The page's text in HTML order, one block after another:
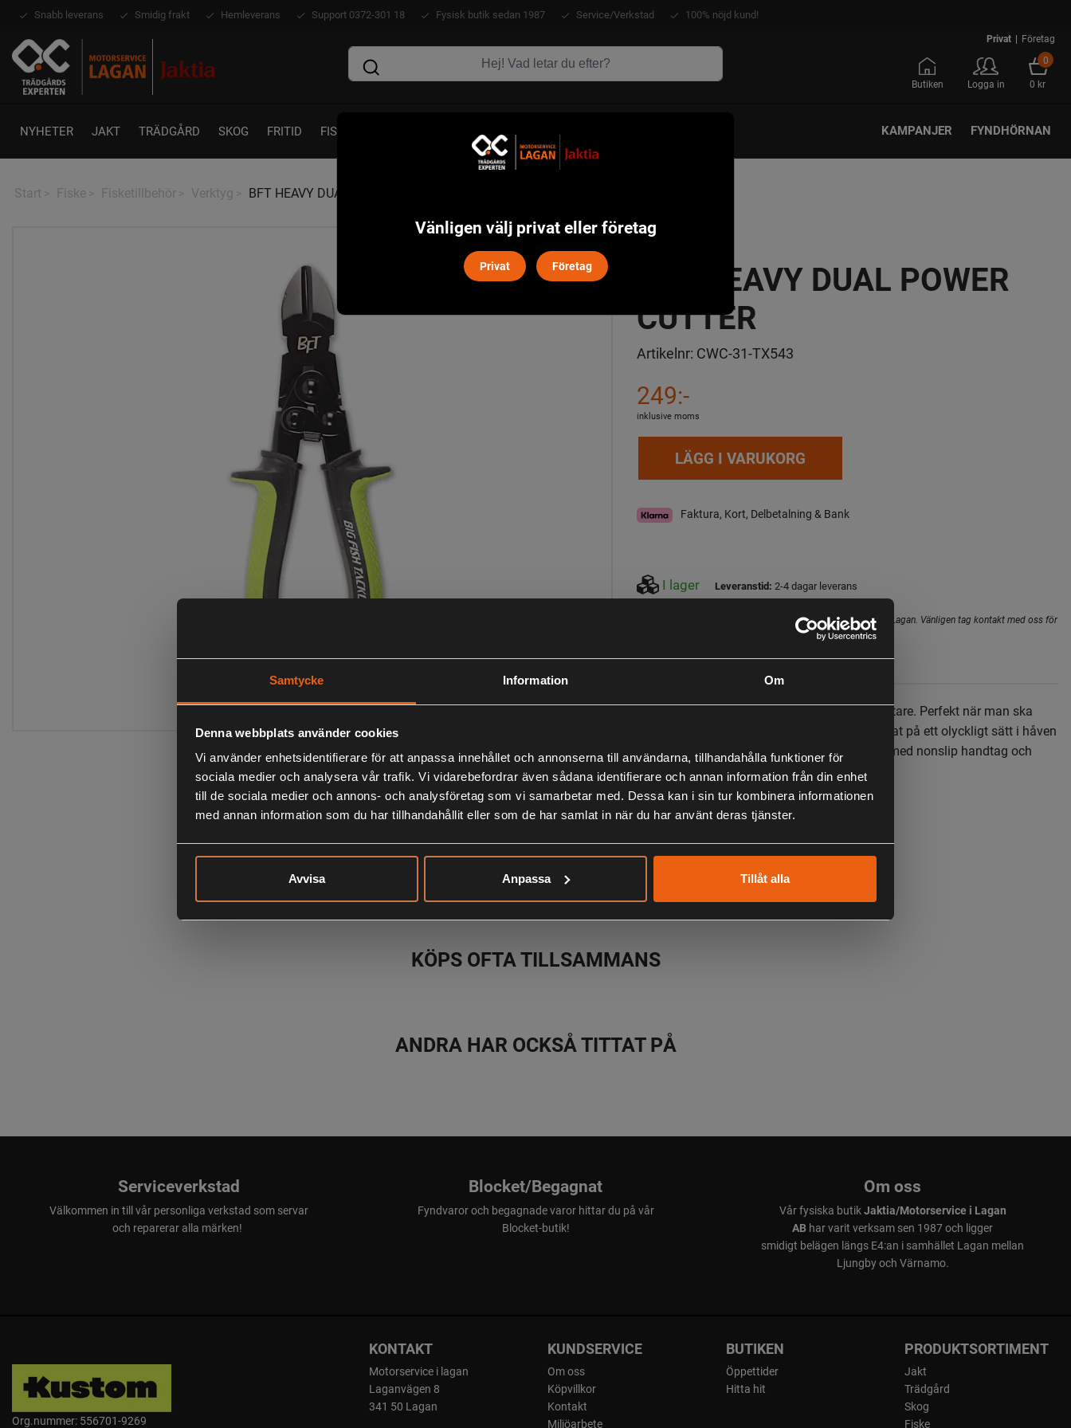
Samtycke Information Om
Denna webbplats använder cookies
Vi använder enhetsidentifierare för att anpassa innehållet och annonserna till användarna, tillhandahålla funktioner för
sociala medier och analysera vår trafik. Vi vidarebefordrar även sådana identifierare och annan information från din enhet
till de sociala medier och annons- och analysföretag som vi samarbetar med. Dessa kan i sin tur kombinera informationen
med annan information som du har tillhandahållit eller som de har samlat in när du har använt deras tjänster.
Avvisa Anpassa Tillåt alla
Snabb leverans Smidig frakt Hemleverans Support 0372-301 18 Fysisk butik sedan 1987 Service/Verkstad 100% nöjd kund!
Privat | Företag
Butiken Logga in
0
0 kr
NYHETER JAKT TRÄDGÅRD SKOG FRITID FISKE KAMPANJER FYNDHÖRNAN
Start > Fiske > Fisketillbehör > Verktyg > BFT HEAVY DUAL POWER CUTTER
BFT HEAVY DUAL POWER
CUTTER
Artikelnr: CWC-31-TX543
249:-
inklusive moms
LÄGG I VARUKORG
Faktura, Kort, Delbetalning & Bank
I lager Leveranstid: 2-4 dagar leverans
Observera att webshopens lager inte alltid gäller för butiken i Lagan. Vänligen tag kontakt med oss för
BFT Heavy Dual Power Cutter är en stark avbitare. Perfekt när man ska
knipsa av en wire, trekrok, t.ex. när betet fastnat på ett olyckligt sätt i håven
eller när fisken svalt hela wobblern. Utrustad med nonslip handtag och
svart nickel coating.
Längd: 19,5 cm
LIKNANDE PRODUKTER
KÖPS OFTA TILLSAMMANS
ANDRA HAR OCKSÅ TITTAT PÅ
Serviceverkstad
Välkommen in till vår personliga verkstad som servar
och reparerar alla märken!
Blocket/Begagnat
Fyndvaror och begagnade varor hittar du på vår
Blocket-butik!
Om oss
Vår fysiska butikJaktia/Motorservice i Lagan
AB har varit verksam sen 1987 och ligger
smidigt belägen längs E4:an i samhället Lagan mellan
Ljungby och Värnamo.
Org.nummer: 556701-9269
KONTAKT
Motorservice i lagan
Laganvägen 8
341 50 Lagan
KUNDSERVICE
Om oss
Köpvillkor
Kontakt
Miljöarbete
BUTIKEN
Öppettider
Hitta hit
PRODUKTSORTIMENT
Jakt
Trädgård
Skog
Fiske
Vänligen välj privat eller företag
Privat Företag